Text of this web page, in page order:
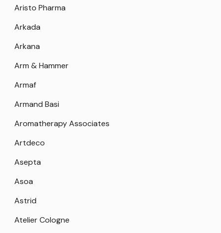
Aristo Pharma
Arkada
Arkana
Arm & Hammer
Armaf
Armand Basi
Aromatherapy Associates
Artdeco
Asepta
Asoa
Astrid
Atelier Cologne